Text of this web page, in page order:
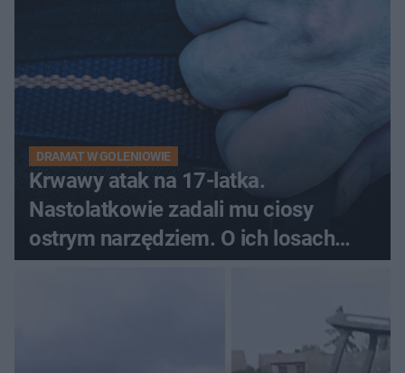
DRAMAT W GOLENIOWIE
Krwawy atak na 17-latka.
Nastolatkowie zadali mu ciosy
ostrym narzędziem. O ich losach
zdecyduje sąd rodzinny